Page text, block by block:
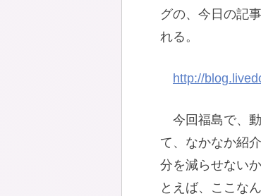
グの、今日の記
れる。
http://
今回福島で、
て、なかなか紹
分を減らせない
とえば、ここな